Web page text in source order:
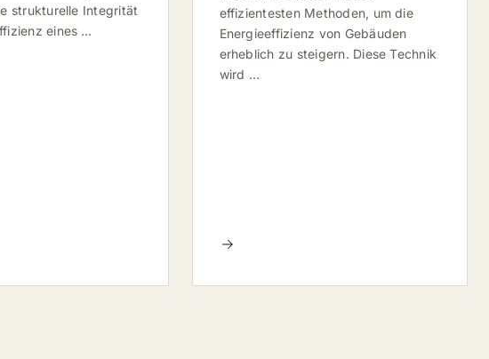
strukturelle Integrität
eines …
effizientesten Methoden, um die
Energieeffizienz von Gebäuden
erheblich zu steigern. Diese Technik
wird …